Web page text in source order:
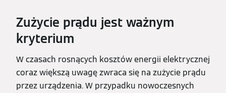
Zużycie prądu jest ważnym
kryterium
W czasach rosnących kosztów energii elektrycznej
coraz większą uwagę zwraca się na zużycie prądu
przez urządzenia. W przypadku nowoczesnych